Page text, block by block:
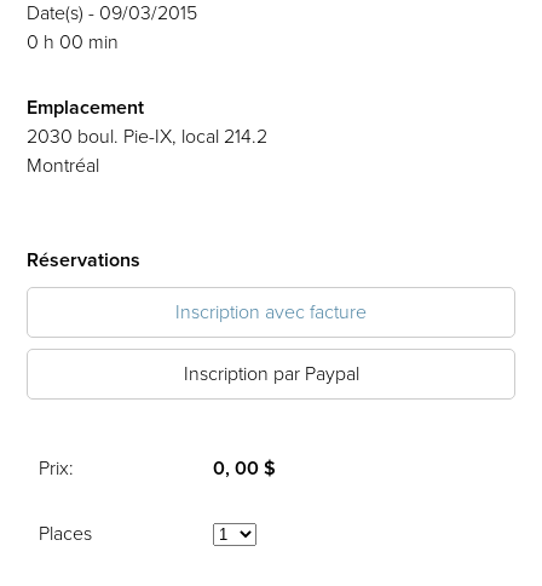
Date(s) - 09/03/2015
0 h 00 min
Emplacement
2030 boul. Pie-IX, local 214.2
Montréal
Réservations
Inscription avec facture
Inscription par Paypal
Prix: 0, 00 $
Places